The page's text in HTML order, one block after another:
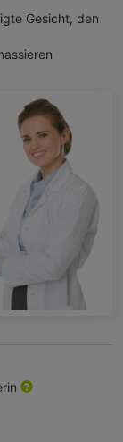
Gesicht, den